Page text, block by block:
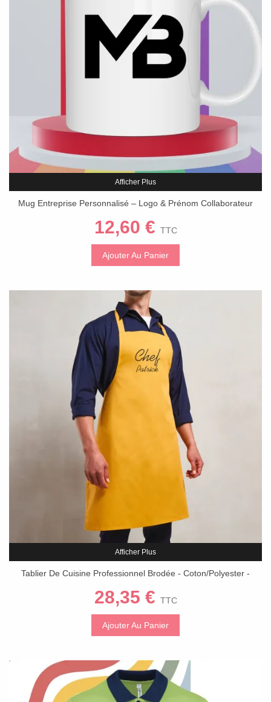
Afficher Plus
Mug Entreprise Personnalisé – Logo & Prénom Collaborateur
12,60 € TTC
Ajouter Au Panier
Afficher Plus
Tablier De Cuisine Professionnel Brodée - Coton/Polyester -
28,35 € TTC
Ajouter Au Panier